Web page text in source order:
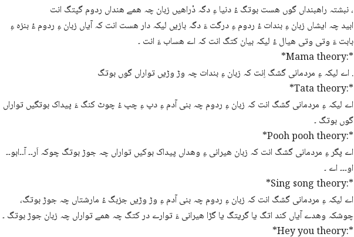
نبشتہ راھبنداں گوں ھست بوتگ ءُ دنیا ءِ دگہ دْراھیں زبان چہ ھمے ھنداں ردوم گپتگ انت ،
ابید چہ ایشاں زبان ءِ بندات ءُ ردوم ءِ درگت ءَ دگہ بازیں لیکہ دار ھست انت کہ آیاں زبان ءِ ردوم ءُ بنزہ ءِ
بابت ءَ وتی وتی ھیال ءُ لیکہ بیان کتگ انت کہ اے ھساب ءَ انت ۔
*Mama theory:*
اے لیکہ ءِ مردمانی گشگ اِنت کہ زبان ءِ بندات چہ وڑ وڑیں تواراں گوں بوتگ .
*Tata theory:*
اے لیکہ ءِ مردمانی گشگ انت کہ زبان ءِ ردوم چہ بنی آدم ءِ دپ ءِ چپ ءُ چوٹ کنگ ءَ پیداک بوتگیں تواراں
گوں بوتگ ۔
*Pooh pooh theory:*
اے پگر ءِ مردمانی گشگ انت کہ زبان ھیرانی ءِ وھداں پیداک بوکیں تواراں چہ جوڑ بوتگ چوکہ اَر۔۔ آ۔۔ابو۔۔
او۔۔۔ اے ۔
*Sing song theory:*
اے لیکہ ءِ مردمانی گشگ انت کہ زبان ءِ ردوم چہ بنی آدم ءِ وڑ وڑیں جزبگ ءُ مارشتاں چہ جوڑ بوتگ،
چوشکہ وھدے آیاں کند اتگ یا گریتگ یا گڑا ھیرانی ءَ توارے در کتگ چہ ھمے تواراں چہ زبان جوڑ بوتگ ۔
*Hey you theory:*